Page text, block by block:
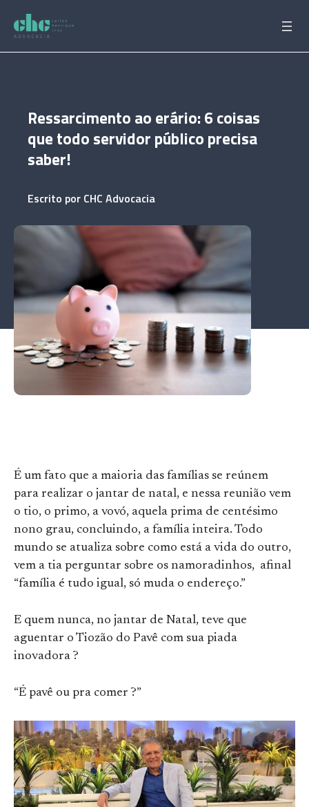
para
conteúdo
Ressarcimento ao erário: 6 coisas
que todo servidor público precisa
saber!
Escrito por CHC Advocacia
É um fato que a maioria das famílias se reúnem
para realizar o jantar de natal, e nessa reunião vem
o tio, o primo, a vovó, aquela prima de centésimo
nono grau, concluindo, a família inteira. Todo
mundo se atualiza sobre como está a vida do outro,
vem a tia perguntar sobre os namoradinhos, afinal
“família é tudo igual, só muda o endereço.”
E quem nunca, no jantar de Natal, teve que
aguentar o Tiozão do Pavê com sua piada
inovadora ?
“É pavê ou pra comer ?”